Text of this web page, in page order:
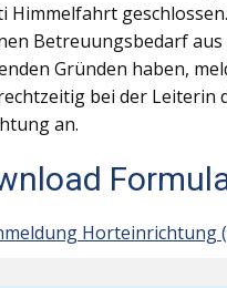
Himmelfahrt
Betreuungsbedarf aus
Gründen haben,
bei der Leiterin
an.
Horteinrichtung